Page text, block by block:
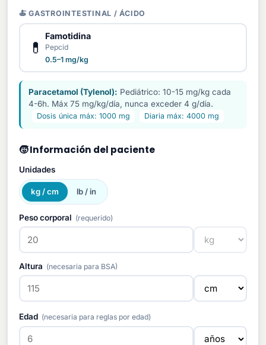
🍝 GASTROINTESTINAL / ÁCIDO
💊
Famotidina
Pepcid
0.5–1 mg/kg
Paracetamol (Tylenol): Pediátrico: 10-15 mg/kg cada
4-6h. Máx 75 mg/kg/día, nunca exceder 4 g/día.
Dosis única máx: 1000 mg Diaria máx: 4000 mg
🧒 Información del paciente
Unidades
kg / cm lb / in
Peso corporal (requerido)
Altura (necesaria para BSA)
Edad (necesaria para reglas por edad)